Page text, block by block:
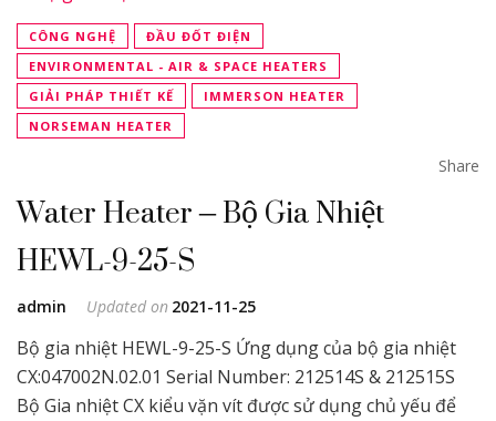
CÔNG NGHỆ
ĐẦU ĐỐT ĐIỆN
ENVIRONMENTAL - AIR & SPACE HEATERS
GIẢI PHÁP THIẾT KẾ
IMMERSON HEATER
NORSEMAN HEATER
Share
Water Heater – Bộ Gia Nhiệt
HEWL-9-25-S
admin Updated on 2021-11-25
Bộ gia nhiệt HEWL-9-25-S Ứng dụng của bộ gia nhiệt
CX:047002N.02.01 Serial Number: 212514S & 212515S
Bộ Gia nhiệt CX kiểu vặn vít được sử dụng chủ yếu để